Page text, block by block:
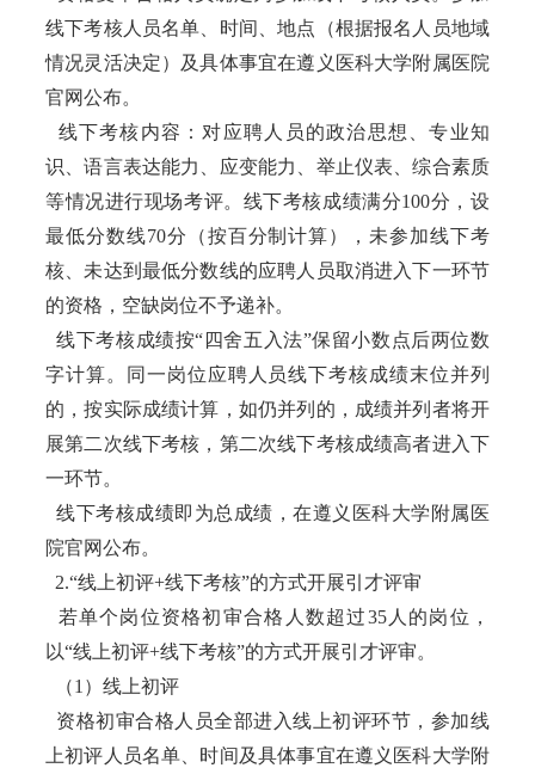
线下考核人员名单、时间、地点（根据报名人员地域
情况灵活决定）及具体事宜在遵义医科大学附属医院
官网公布。
线下考核内容：对应聘人员的政治思想、专业知
识、语言表达能力、应变能力、举止仪表、综合素质
等情况进行现场考评。线下考核成绩满分100分，设
最低分数线70分（按百分制计算），未参加线下考
核、未达到最低分数线的应聘人员取消进入下一环节
的资格，空缺岗位不予递补。
线下考核成绩按“四舍五入法”保留小数点后两位数
字计算。同一岗位应聘人员线下考核成绩末位并列
的，按实际成绩计算，如仍并列的，成绩并列者将开
展第二次线下考核，第二次线下考核成绩高者进入下
一环节。
线下考核成绩即为总成绩，在遵义医科大学附属医
院官网公布。
2.“线上初评+线下考核”的方式开展引才评审
若单个岗位资格初审合格人数超过35人的岗位，
以“线上初评+线下考核”的方式开展引才评审。
（1）线上初评
资格初审合格人员全部进入线上初评环节，参加线
上初评人员名单、时间及具体事宜在遵义医科大学附